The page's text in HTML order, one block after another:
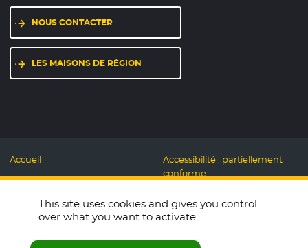
NOUS CONTACTER
LES MAISONS DE RÉGION
Accueil
Mentions légales
Données personnelles et
Cookies
Espace presse
Accessibilité : partiellement
conforme
Responsable
This site uses cookies and gives you control
over what you want to activate